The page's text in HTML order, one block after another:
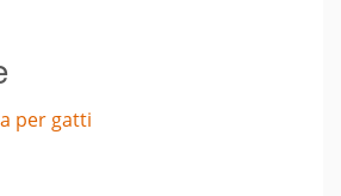
per gatti